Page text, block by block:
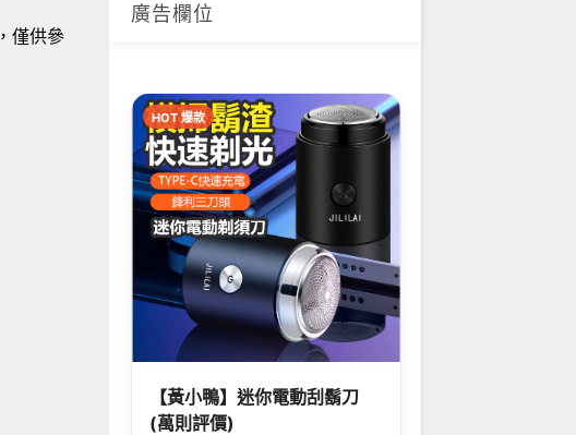
，僅供參
廣告欄位
HOT 爆款
【黃小鴨】迷你電動刮鬍刀
(萬則評價)